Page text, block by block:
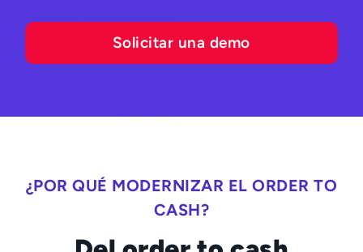
Solicitar una demo
¿POR QUÉ MODERNIZAR EL ORDER TO
CASH?